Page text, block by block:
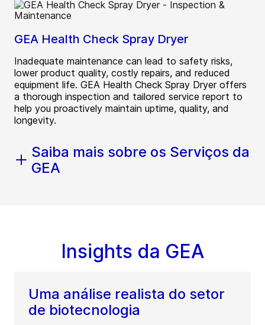
GEA Health Check Spray Dryer
Inadequate maintenance can lead to safety risks,
lower product quality, costly repairs, and reduced
equipment life. GEA Health Check Spray Dryer offers
a thorough inspection and tailored service report to
help you proactively maintain uptime, quality, and
longevity.
Saiba mais sobre os Serviços da
GEA
Insights da GEA
Uma análise realista do setor
de biotecnologia